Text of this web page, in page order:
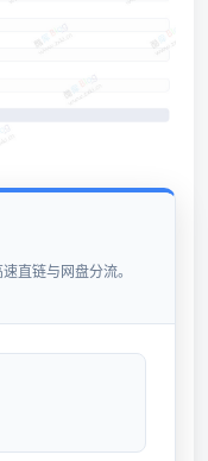
直链与网盘分流。